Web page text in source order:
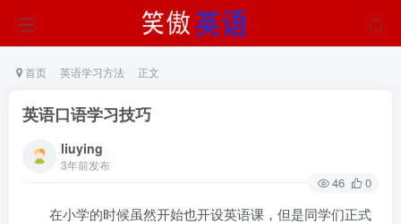
首页 英语学习方法 正文
英语口语学习技巧
liuying
3年前发布
46 0
在小学的时候虽然开始也开设英语课，但是同学们正式